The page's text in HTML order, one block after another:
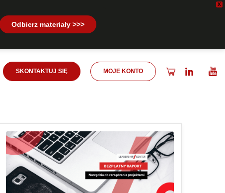
X
Odbierz materiały >>>
SKONTAKTUJ SIĘ MOJE KONTO